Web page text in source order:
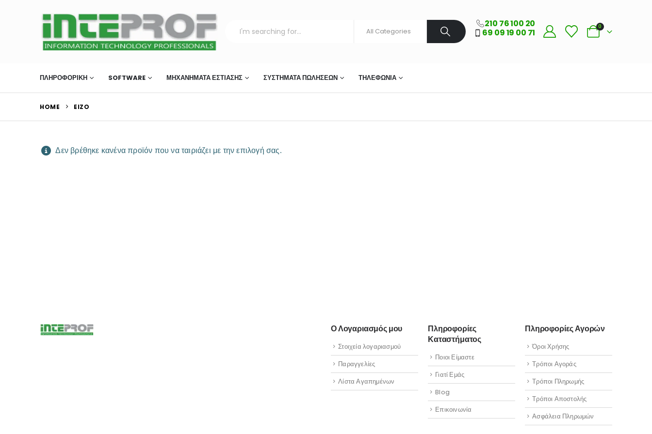
210 76 100 20
69 09 19 00 71
0
ΠΛΗΡΟΦΟΡΙΚΗ SOFTWARE ΜΗΧΑΝΉΜΑΤΑ ΕΣΤΊΑΣΗΣ ΣΥΣΤΉΜΑΤΑ ΠΩΛΉΣΕΩΝ ΤΗΛΕΦΩΝΊΑ
HOME EIZO
Δεν βρέθηκε κανένα προϊόν που να ταιριάζει με την επιλογή σας.
Ο Λογαριασμός μου
Στοιχεία λογαριασμού
Παραγγελίες
Λίστα Αγαπημένων
Πληροφορίες
Καταστήματος
Ποιοι Είμαστε
Γιατί Εμάς
Blog
Επικοινωνία
Πληροφορίες Αγορών
Όροι Χρήσης
Τρόποι Αγοράς
Τρόποι Πληρωμής
Τρόποι Αποστολής
Ασφάλεια Πληρωμών